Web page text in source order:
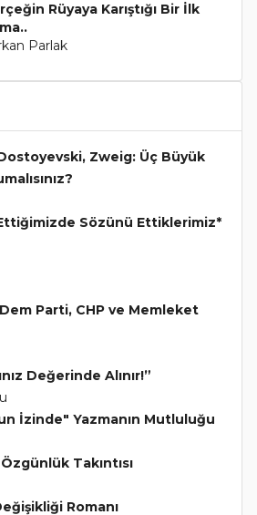
Rüyaya Karıştığı Bir İlk
Parlak
Zweig: Üç Büyük
Sözünü Ettiklerimiz*
Dem Parti, CHP ve Memleket
Değerinde Alınır!”
İzinde" Yazmanın Mutluluğu
Özgünlük Takıntısı
Romanı